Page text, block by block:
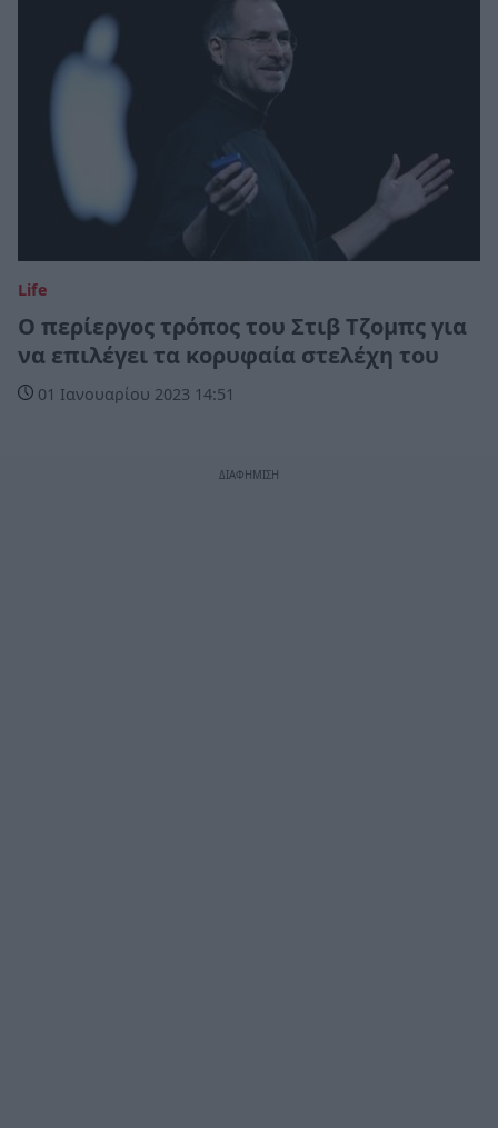
Life
O περίεργος τρόπος του Στιβ Τζομπς για
να επιλέγει τα κορυφαία στελέχη του
01 Ιανουαρίου 2023 14:51